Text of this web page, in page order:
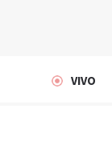
VIVO